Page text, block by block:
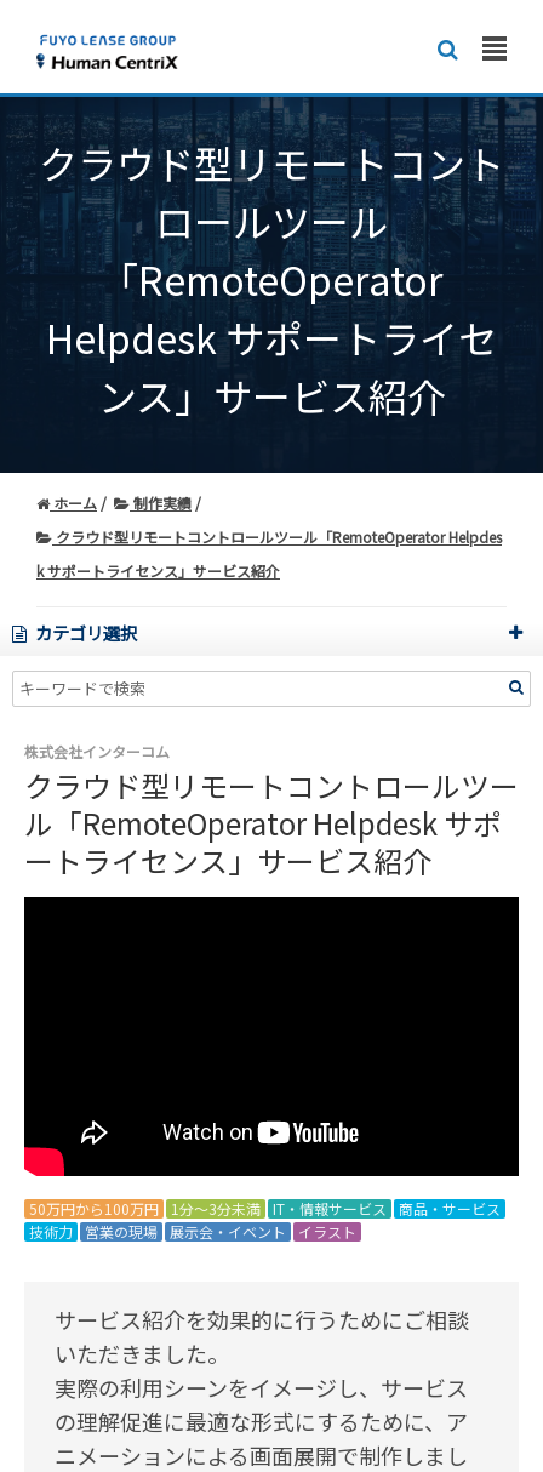
クラウド型リモートコント
ロールツール
「RemoteOperator
Helpdesk サポートライセ
ンス」サービス紹介
ホーム
制作実績
クラウド型リモートコントロールツール「RemoteOperator Helpdes
k サポートライセンス」サービス紹介
カテゴリ選択
株式会社インターコム
クラウド型リモートコントロールツー
ル「RemoteOperator Helpdesk サポ
ートライセンス」サービス紹介
50万円から100万円 1分～3分未満 IT・情報サービス
商品・サービス
技術力
営業の現場 展示会・イベント イラスト
サービス紹介を効果的に行うためにご相談
いただきました。
実際の利用シーンをイメージし、サービス
の理解促進に最適な形式にするために、ア
ニメーションによる画面展開で制作しまし